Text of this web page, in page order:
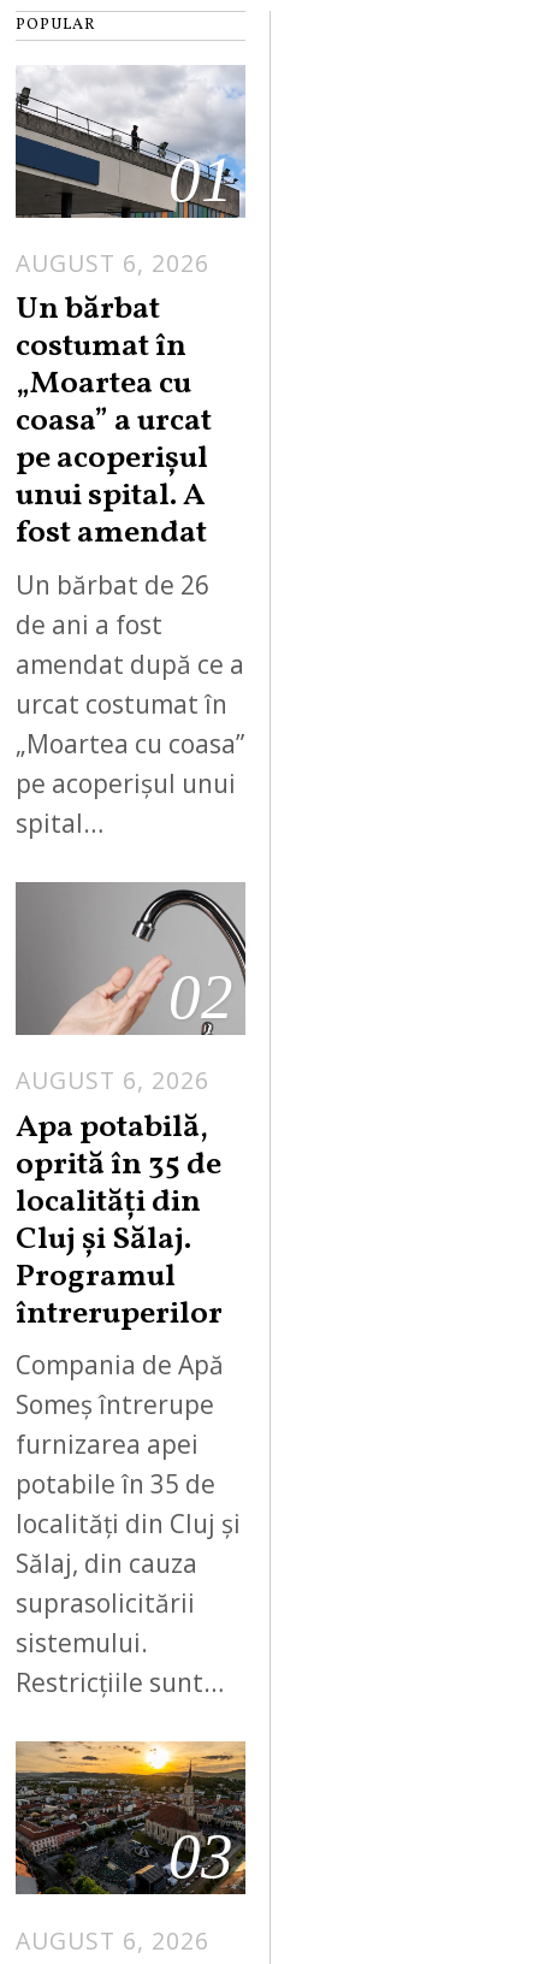
POPULAR
01
AUGUST 6, 2026
Un bărbat
costumat în
„Moartea cu
coasa” a urcat
pe acoperișul
unui spital. A
fost amendat
Un bărbat de 26
de ani a fost
amendat după ce a
urcat costumat în
„Moartea cu coasa”
pe acoperișul unui
spital…
02
AUGUST 6, 2026
Apa potabilă,
oprită în 35 de
localități din
Cluj și Sălaj.
Programul
întreruperilor
Compania de Apă
Someș întrerupe
furnizarea apei
potabile în 35 de
localități din Cluj și
Sălaj, din cauza
suprasolicitării
sistemului.
Restricțiile sunt…
03
AUGUST 6, 2026